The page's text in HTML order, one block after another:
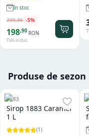
In stoc
209,36 -5%
198,90 RON
TVA inclus
Produse de sezon
1883
Sirop 1883 Caramel
1 L
(1)